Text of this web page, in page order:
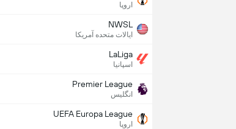
اروپا
NWSL
ایالات متحده آمریکا
LaLiga
اسپانیا
Premier League
انگلیس
UEFA Europa League
اروپا